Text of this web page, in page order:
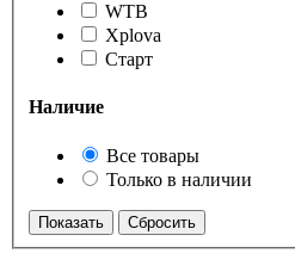
WTB
Xplova
Старт
Наличие
Все товары
Только в наличии